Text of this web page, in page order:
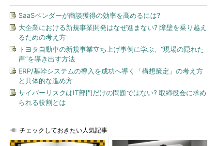
SaaSベンダーが商談獲得の効率を高めるには?
大企業における新規事業開発はなぜ進まない? 障壁を乗り越え
るための考え方
トヨタ自動車の新規事業立ち上げ事例に学ぶ、“現場の隠れた
声”を導き出す方法
ERP/基幹システムの導入を成功へ導く「構想策定」の考え方
と具体的な進め方
サイバーリスクはIT部門だけの問題ではない? 取締役会に求め
られる役割とは
チェックしておきたい人気記事